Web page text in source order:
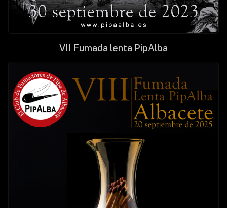
VII Fumada lenta PipAlba